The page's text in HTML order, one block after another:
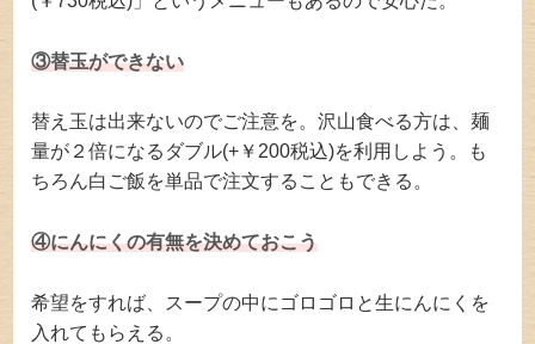
③替玉ができない
替え玉は出来ないのでご注意を。沢山食べる方は、麺
量が２倍になるダブル(+￥200税込)を利用しよう。も
ちろん白ご飯を単品で注文することもできる。
④にんにくの有無を決めておこう
希望をすれば、スープの中にゴロゴロと生にんにくを
入れてもらえる。